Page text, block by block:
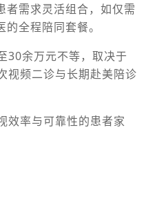
者需求灵活组合，如仅需
全程陪同套餐。
30余万元不等，取决于
视频二诊与长期赴美陪诊
效率与可靠性的患者家